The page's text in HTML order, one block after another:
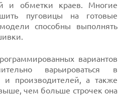
и обметки краев. Многие
пуговицы на готовые
способны выполнять
вариантов
варьироваться в
и производителей, а также
чем больше строчек она